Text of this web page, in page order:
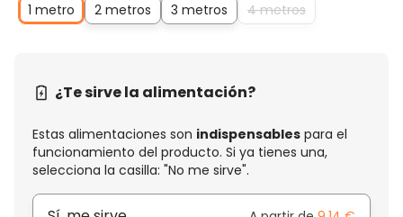
1 metro 2 metros 3 metros 4 metros
¿Te sirve la alimentación?
Estas alimentaciones son indispensables para el
funcionamiento del producto. Si ya tienes una,
selecciona la casilla: "No me sirve".